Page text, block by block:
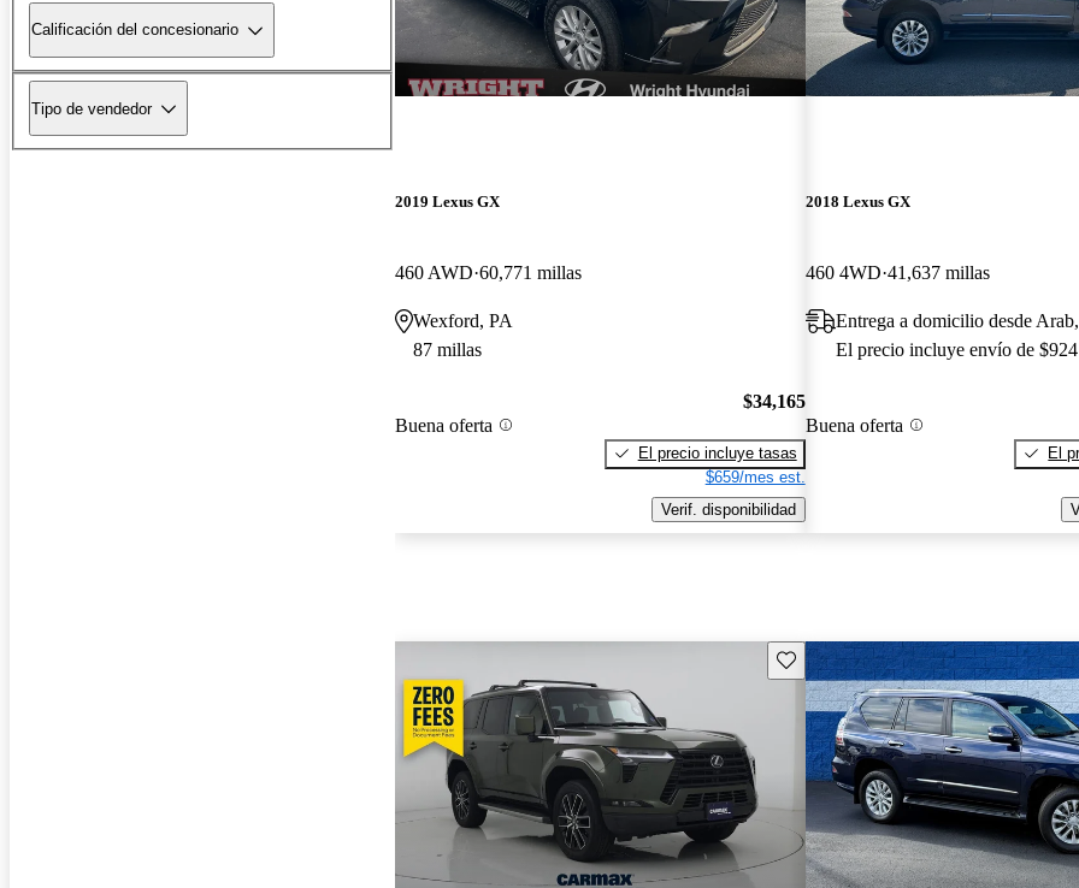
Calificación del concesionario
Tipo de vendedor
2019 Lexus GX
460 AWD 60,771 millas
Wexford, PA
87 millas
Buena oferta
$34,165
El precio incluye tasas
$659/mes est.
Verif. disponibilidad
2018 Lexus GX
460 4WD 41,637 millas
Entrega a domicilio desde
El precio incluye envío de $924
Buena oferta
El
Guarda este Aviso